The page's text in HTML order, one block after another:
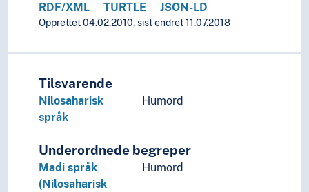
RDF/XML TURTLE JSON-LD
Opprettet 04.02.2010, sist endret 11.07.2018
Tilsvarende
Nilosaharisk
språk
Humord
Underordnede begreper
Madi språk
(Nilosaharisk
Humord